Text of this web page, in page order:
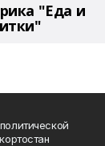
"Еда и